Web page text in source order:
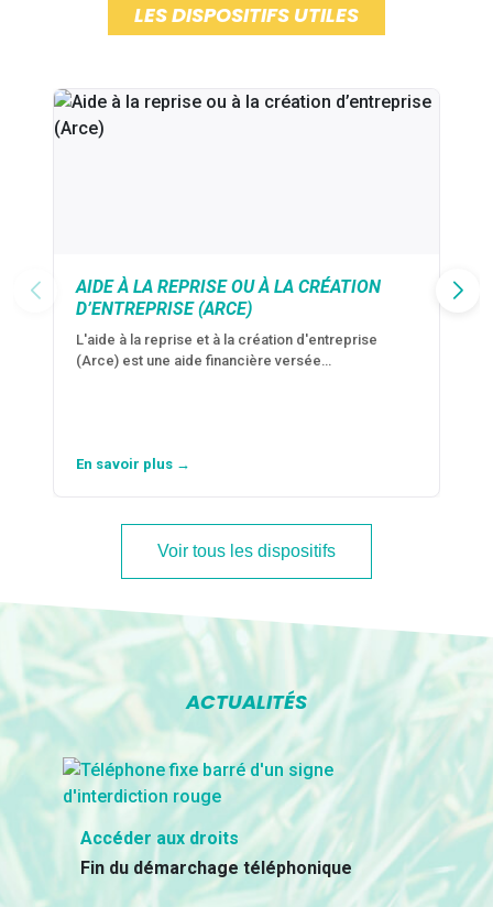
LES DISPOSITIFS UTILES
AIDE À LA REPRISE OU À LA CRÉATION
D’ENTREPRISE (ARCE)
L'aide à la reprise et à la création d'entreprise
(Arce) est une aide financière versée…
En savoir plus →
Voir tous les dispositifs
ACTUALITÉS
Accéder aux droits
Fin du démarchage téléphonique